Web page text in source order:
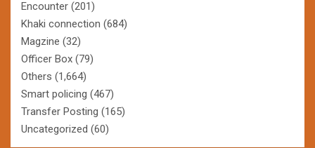
Encounter (201)
Khaki connection (684)
Magzine (32)
Officer Box (79)
Others (1,664)
Smart policing (467)
Transfer Posting (165)
Uncategorized (60)